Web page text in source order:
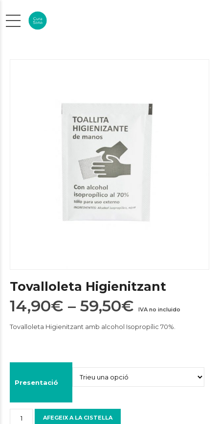
Tovalloleta Higienitzant
14,90€ – 59,50€ Interval
de
preus:
a
59,50€
IVA no incluido
Tovalloleta Higienitzant amb alcohol Isopropílic 70%.
Presentació
AFEGEIX A LA CISTELLA